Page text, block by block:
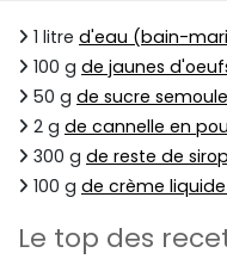
1 litre d'eau (bain-
100 g de jaunes
50 g de sucre semoule
2 g de cannelle en
300 g de reste de
100 g de crème
Le top des